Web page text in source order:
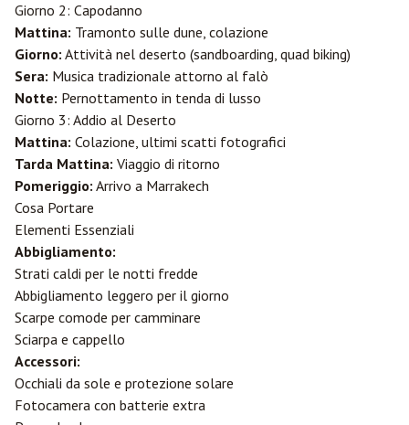
Giorno 2: Capodanno
Mattina: Tramonto sulle dune, colazione
Giorno: Attività nel deserto (sandboarding, quad biking)
Sera: Musica tradizionale attorno al falò
Notte: Pernottamento in tenda di lusso
Giorno 3: Addio al Deserto
Mattina: Colazione, ultimi scatti fotografici
Tarda Mattina: Viaggio di ritorno
Pomeriggio: Arrivo a Marrakech
Cosa Portare
Elementi Essenziali
Abbigliamento:
Strati caldi per le notti fredde
Abbigliamento leggero per il giorno
Scarpe comode per camminare
Sciarpa e cappello
Accessori:
Occhiali da sole e protezione solare
Fotocamera con batterie extra